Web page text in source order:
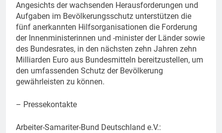
Angesichts der wachsenden Herausforderungen und
Aufgaben im Bevölkerungsschutz unterstützen die
fünf anerkannten Hilfsorganisationen die Forderung
der Innenministerinnen und -minister der Länder sowie
des Bundesrates, in den nächsten zehn Jahren zehn
Milliarden Euro aus Bundesmitteln bereitzustellen, um
den umfassenden Schutz der Bevölkerung
gewährleisten zu können.
– Pressekontakte
Arbeiter-Samariter-Bund Deutschland e.V.: